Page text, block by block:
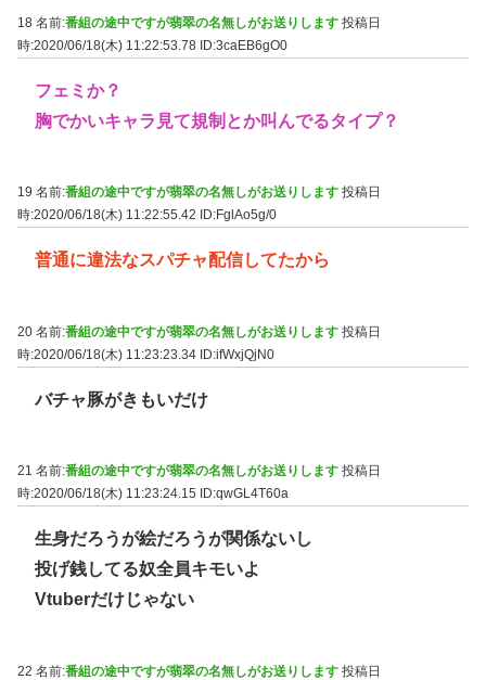
18 名前:番組の途中ですが翡翠の名無しがお送りします 投稿日
時:2020/06/18(木) 11:22:53.78 ID:3caEB6gO0
フェミか？
胸でかいキャラ見て規制とか叫んでるタイプ？
19 名前:番組の途中ですが翡翠の名無しがお送りします 投稿日
時:2020/06/18(木) 11:22:55.42
ID:FglAo5g/0
普通に違法なスパチャ配信してたから
20 名前:番組の途中ですが翡翠の名無しがお送りします 投稿日
時:2020/06/18(木) 11:23:23.34 ID:ifWxjQjN0
バチャ豚がきもいだけ
21 名前:番組の途中ですが翡翠の名無しがお送りします 投稿日
時:2020/06/18(木) 11:23:24.15
ID:qwGL4T60a
生身だろうが絵だろうが関係ないし
投げ銭してる奴全員キモいよ
Vtuberだけじゃない
22 名前:番組の途中ですが翡翠の名無しがお送りします 投稿日